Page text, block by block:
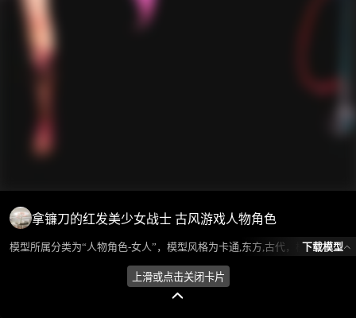
拿镰刀的红发美少女战士 古风游戏人物角色
模型所属分类为“人物角色-女人”，模型风格为卡通,东方,古代，模型ID为102094，本模型由设计师 老炮 在2024-09-12 21:10:14上传，含.fbx，.gltf相关源文件下载格式，点数为4482，面数为5875，材质数为2，贴图数为2，CG美术之家持续为您更新与数字孪生、影视动画和游戏VR等相关优质资源。
下载模型
上滑或点击关闭卡片